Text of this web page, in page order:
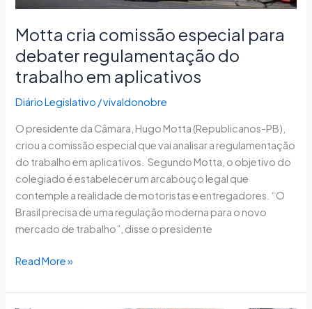
Motta cria comissão especial para
debater regulamentação do
trabalho em aplicativos
Diário Legislativo /vivaldonobre
O presidente da Câmara, Hugo Motta (Republicanos-PB),
criou a comissão especial que vai analisar a regulamentação
do trabalho em aplicativos. Segundo Motta, o objetivo do
colegiado é estabelecer um arcabouço legal que
contemple a realidade de motoristas e entregadores. “O
Brasil precisa de uma regulação moderna para o novo
mercado de trabalho”, disse o presidente
em
aplicativos
Read More »